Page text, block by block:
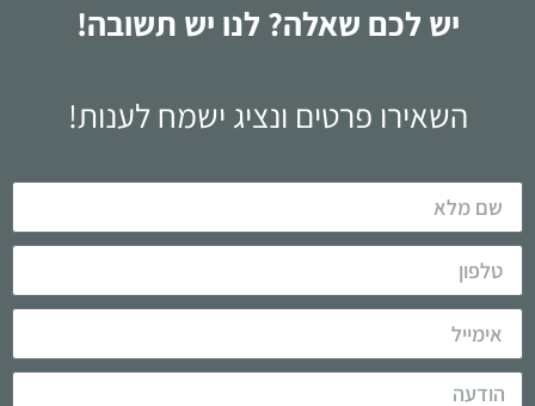
יש לכם שאלה? לנו יש תשובה!
השאירו פרטים ונציג ישמח לענות!